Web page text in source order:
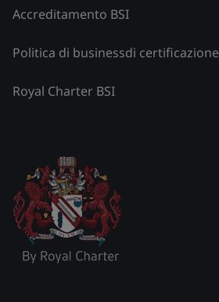
Accreditamento BSI
Politica di businessdi certificazione
Royal Charter BSI